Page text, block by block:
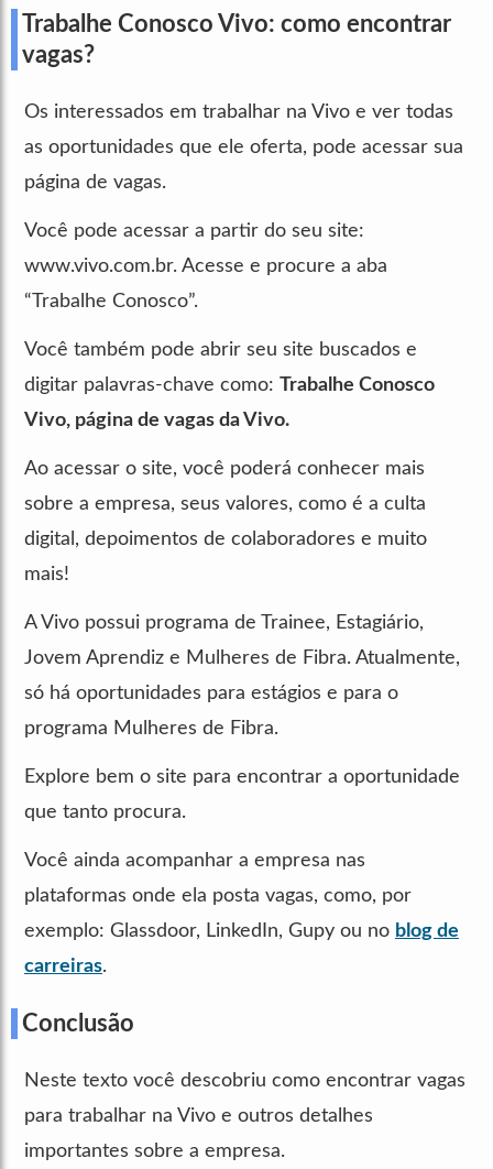
Trabalhe Conosco Vivo: como encontrar
vagas?
Os interessados em trabalhar na Vivo e ver todas
as oportunidades que ele oferta, pode acessar sua
página de vagas.
Você pode acessar a partir do seu site:
www.vivo.com.br. Acesse e procure a aba
“Trabalhe Conosco”.
Você também pode abrir seu site buscados e
digitar palavras-chave como: Trabalhe Conosco
Vivo, página de vagas da Vivo.
Ao acessar o site, você poderá conhecer mais
sobre a empresa, seus valores, como é a culta
digital, depoimentos de colaboradores e muito
mais!
A Vivo possui programa de Trainee, Estagiário,
Jovem Aprendiz e Mulheres de Fibra. Atualmente,
só há oportunidades para estágios e para o
programa Mulheres de Fibra.
Explore bem o site para encontrar a oportunidade
que tanto procura.
Você ainda acompanhar a empresa nas
plataformas onde ela posta vagas, como, por
exemplo: Glassdoor, LinkedIn, Gupy ou no blog de
carreiras.
Conclusão
Neste texto você descobriu como encontrar vagas
para trabalhar na Vivo e outros detalhes
importantes sobre a empresa.